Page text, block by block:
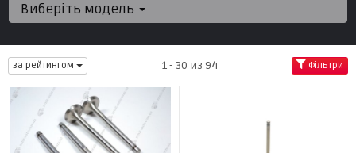
Виберіть модель
за рейтингом 1 - 30 из 94 Фільтри